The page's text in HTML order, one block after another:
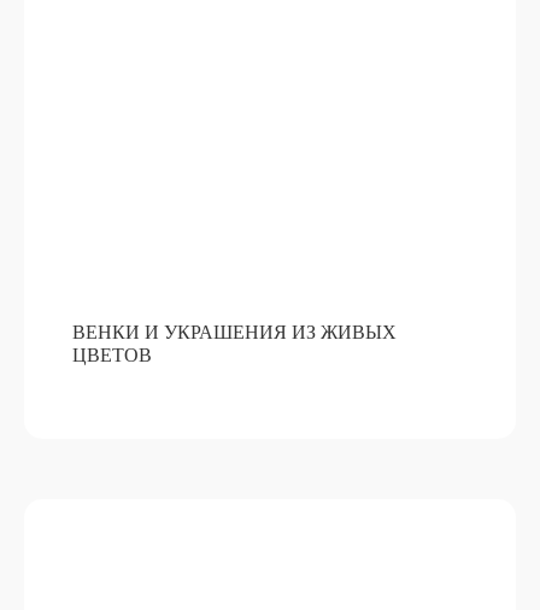
ВЕНКИ И УКРАШЕНИЯ ИЗ ЖИВЫХ
ЦВЕТОВ